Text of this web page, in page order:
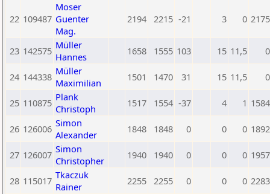
22 109487
Moser
Guenter
Mag.
2194 2215 -21 3 0 2175
23 142575 Müller
Hannes
1658 1555 103 15 11,5 0
24 144338 Müller
Maximilian
1501 1470 31 15 11,5 0
25 110875 Plank
Christoph
1517 1554 -37 4 1 1584
26 126006 Simon
Alexander
1848 1848 0 0 0 1892
27 126007 Simon
Christopher
1940 1940 0 0 0 1957
28 115017 Tkaczuk
Rainer
2255 2255 0 0 0 2283